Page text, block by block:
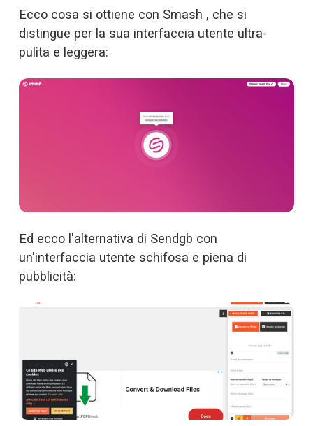
Ecco cosa si ottiene con Smash , che si
distingue per la sua interfaccia utente ultra-
pulita e leggera:
Ed ecco l'alternativa di Sendgb con
un'interfaccia utente schifosa e piena di
pubblicità: